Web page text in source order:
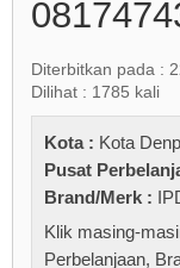
Diterbitkan pada :
Dilihat : 1785 kali
Kota : Kota
Pusat
Brand/Merk :
Klik masing-
Perbelanjaan,